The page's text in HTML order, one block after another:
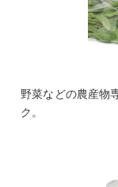
野菜などの農産物
ク。